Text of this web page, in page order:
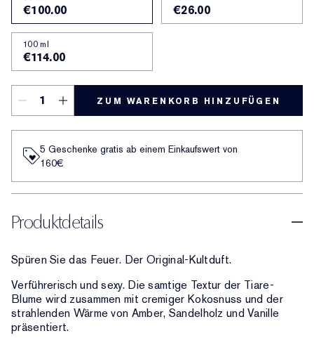
€100.00 €26.00
100 ml
€114.00
ZUM WARENKORB HINZUFÜGEN
5 Geschenke gratis ab einem Einkaufswert von
160€​
Produktdetails
Spüren Sie das Feuer. Der Original-Kultduft.
Verführerisch und sexy. Die samtige Textur der Tiare-
Blume wird zusammen mit cremiger Kokosnuss und der
strahlenden Wärme von Amber, Sandelholz und Vanille
präsentiert.